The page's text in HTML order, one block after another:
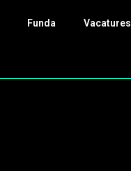
Funda Vacatures